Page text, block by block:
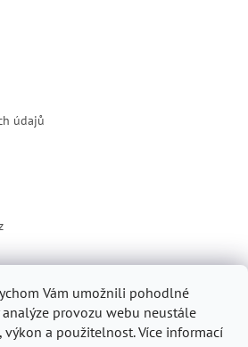
Vám umožnili pohodlné
provozu webu neustále
a použitelnost. Více informací
údajů